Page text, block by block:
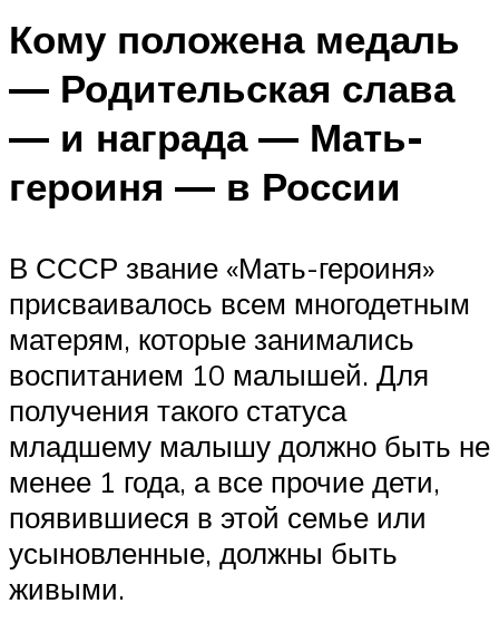
Кому положена медаль
— Родительская слава
— и награда — Мать-
героиня — в России
В СССР звание «Мать-героиня»
присваивалось всем многодетным
матерям, которые занимались
воспитанием 10 малышей. Для
получения такого статуса
младшему малышу должно быть не
менее 1 года, а все прочие дети,
появившиеся в этой семье или
усыновленные, должны быть
живыми.